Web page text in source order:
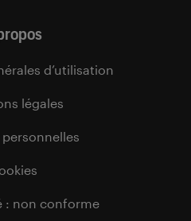
d’utilisation
légales
: non conforme